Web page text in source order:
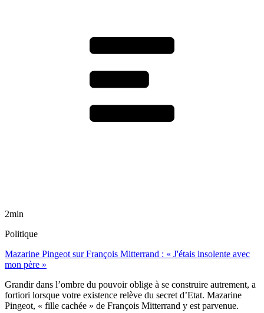
2min
Politique
Mazarine Pingeot sur François Mitterrand : « J'étais insolente avec
mon père »
Grandir dans l’ombre du pouvoir oblige à se construire autrement, a
fortiori lorsque votre existence relève du secret d’Etat. Mazarine
Pingeot, « fille cachée » de François Mitterrand y est parvenue.